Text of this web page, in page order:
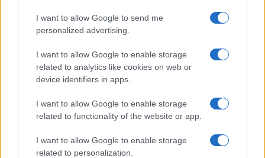
I want to allow Google to send me
personalized advertising.
I want to allow Google to enable storage
related to analytics like cookies on web or
device identifiers in apps.
I want to allow Google to enable storage
related to functionality of the website or app.
I want to allow Google to enable storage
related to personalization.
straordinaria lucidità e concretezza. Lo ha guidato
un’inesauribile curiosità, l’attenzione per il
presente e le persone. In questo percorso ha
creato un dialogo aperto con il pubblico,
diventando una figura amata e rispettata per la
capacità di comunicare con tutti. Sempre attento
alle esigenze della comunità, si è impegnato su
molti fronti, soprattutto verso la sua amata
Milano. La GiorgioArmani
è una azienda con